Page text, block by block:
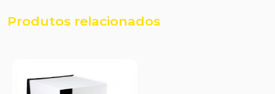
Produtos relacionados